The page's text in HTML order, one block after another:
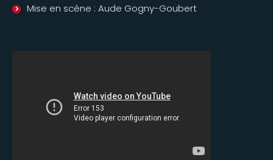
Mise en scène : Aude Gogny-Goubert